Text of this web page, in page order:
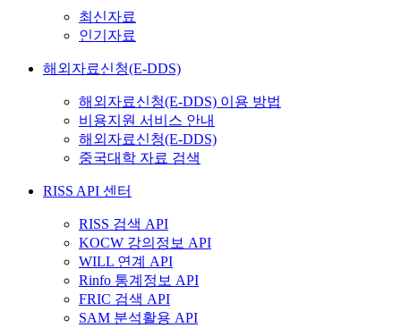
최신자료
인기자료
해외자료신청(E-DDS)
해외자료신청(E-DDS) 이용 방법
비용지원 서비스 안내
해외자료신청(E-DDS)
중국대학 자료 검색
RISS API 센터
RISS 검색 API
KOCW 강의정보 API
WILL 연계 API
Rinfo 통계정보 API
FRIC 검색 API
SAM 분석활용 API